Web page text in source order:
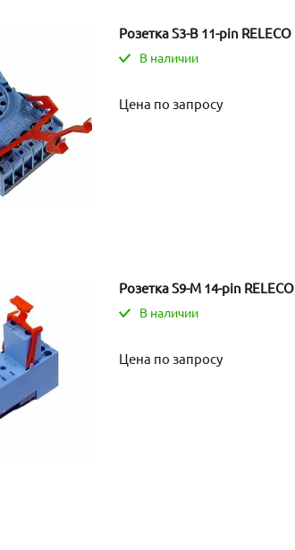
Розетка S3-B 11-pin RELECO
В наличии
Цена по запросу
Розетка S9-M 14-pin RELECO
В наличии
Цена по запросу